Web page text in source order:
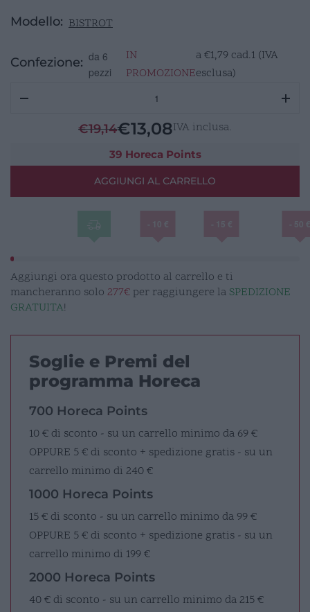
Modello: BISTROT
Confezione: da 6
pezzi
IN
PROMOZIONE
a€1,79cad.1 (IVA
esclusa)
Lama
quantità
€19,14€13,08IVA inclusa.
39 Horeca Points
AGGIUNGI AL CARRELLO
Aggiungi ora questo prodotto al carrello e ti
mancheranno solo 277€ per raggiungere la SPEDIZIONE
GRATUITA!
Soglie e Premi del
programma Horeca
700 Horeca Points
10 € di sconto - su un carrello minimo da 69 €
OPPURE 5 € di sconto + spedizione gratis - su un
carrello minimo di 240 €
1000 Horeca Points
15 € di sconto - su un carrello minimo da 99 €
OPPURE 5 € di sconto + spedizione gratis - su un
carrello minimo di 199 €
2000 Horeca Points
40 € di sconto - su un carrello minimo da 215 €